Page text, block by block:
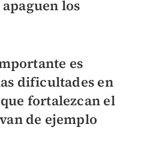
los
es
dificultades en
fortalezcan el
de ejemplo